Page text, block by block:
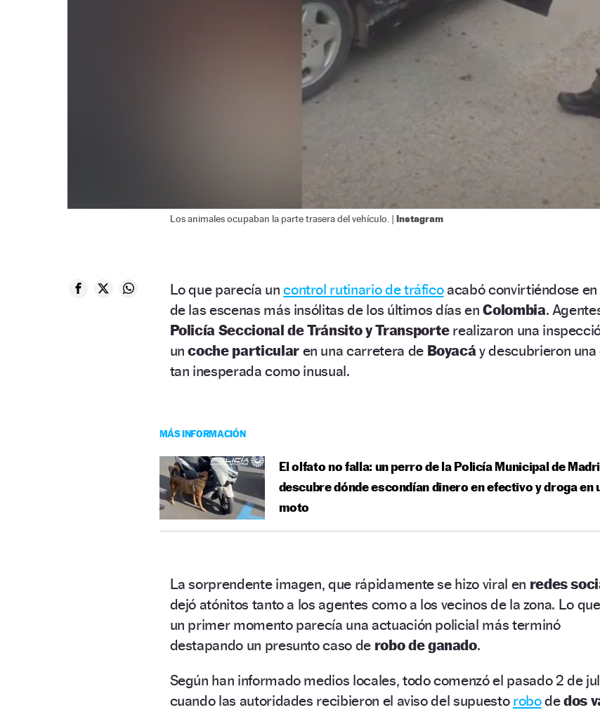
Los animales ocupaban la parte trasera del vehículo. | Instagram
Lo que parecía uncontrol rutinario de tráficoacabó convirtiéndose en
de las escenas más insólitas de los últimos días enColombia.
Policía Seccional de Tránsito y Transporterealizaron una
uncoche particularen una carretera de Boyacá y descubrieron
tan inesperada como inusual.
MÁS INFORMACIÓN
El olfato no falla: un perro de la Policía Municipal de
descubre dónde escondían dinero en efectivo y droga en
moto
La sorprendente imagen, que rápidamente se hizo viral en redes
dejó atónitos tanto a los agentes como a los vecinos de la zona. Lo
un primer momento parecía una actuación policial más terminó
destapando un presunto caso de robo de ganado.
Según han informado medios locales, todo comenzó el pasado 2 de
cuando las autoridades recibieron el aviso del supuesto robodedos